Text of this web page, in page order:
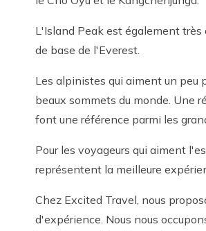
L'Island Peak est également
de base de l'Everest.
Les alpinistes qui aiment un peu
beaux sommets du monde. Une
font une référence parmi les
Pour les voyageurs qui aiment
représentent la meilleure
Chez Excited Travel, nous
d'expérience. Nous nous